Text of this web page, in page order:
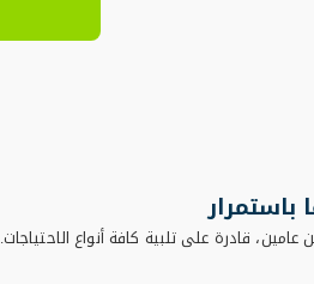
عامين، قادرة على تلبية كافة أنواع الاحتياجات.